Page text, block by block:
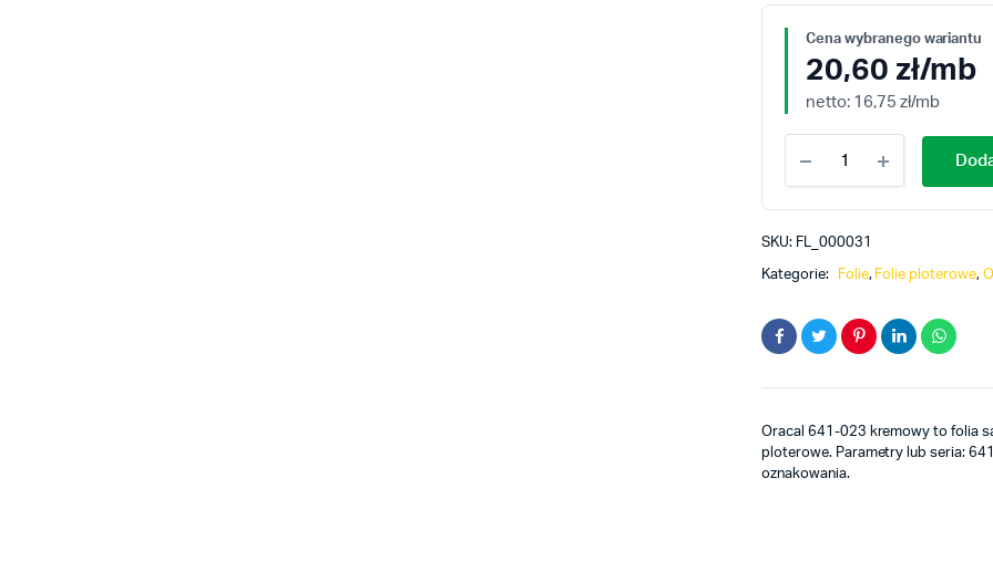
20,60 zł/mb
netto: 16,75 zł/mb
641-
023
kremowy
SKU: FL_000031
Kategorie: Folie, Folie ploterowe,
Oracal 641-023 kremowy to folia
ploterowe. Parametry lub seria:
oznakowania.